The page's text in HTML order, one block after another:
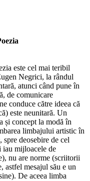
este cel mai teribil
Negrici, la rândul
atunci când pune în
de comunicare
conduce către ideea că
este neunitară. Un
și concept la modă în
limbajului artistic în
deosebire de cel
iau mijloacele de
nu are norme (scriitorii
astfel mesajul său e un
De aceea limba